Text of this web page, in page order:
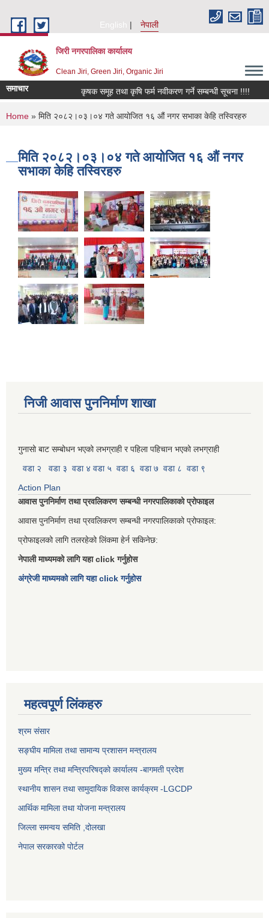
English
नेपाली
जिरी नगरपालिका कार्यालय
Clean Jiri, Green Jiri, Organic Jiri
समाचार कृषक समूह तथा कृषि फर्म नवीकरण गर्ने सम्बन्धी सूचना !!!!
You are here
Home » मिति २०८२।०३।०४ गते आयोजित १६ औं नगर सभाका केहि तस्विरहरु
मिति २०८२।०३।०४ गते आयोजित १६ औं नगर
सभाका केहि तस्विरहरु
निजी आवास पुननिर्माण शाखा
गुनासो बाट सम्बोधन भएको लभग्राही र पहिला पहिचान भएको लभग्राही
वडा २
वडा ३ वडा ४ वडा ५ वडा ६ वडा ७ वडा ८ वडा ९
Action Plan
आवास पुननिर्माण तथा प्रवलिकरण सम्बन्धी नगरपालिकाको प्रोफाइल
आवास पुननिर्माण तथा प्रवलिकरण सम्बन्धी नगरपालिकाको प्रोफाइल:
प्रोफाइलको लागि तलरहेको लिंकमा हेर्न सकिनेछ:
नेपाली माध्यमको लागि यहा click गर्नुहोस
अंग्रेजी माध्यमको लागि यहा click गर्नुहोस
महत्वपूर्ण लिंकहरु
श्रम संसार
सङ्घीय मामिला तथा सामान्य प्रशासन मन्त्रालय
मुख्य मन्त्रि तथा मन्त्रिपरिषद्को कार्यालय -बागमती प्रदेश
स्थानीय शासन तथा सामुदायिक विकास कार्यक्रम -LGCDP
आर्थिक मामिला तथा योजना मन्त्रालय
जिल्ला समन्वय समिति ,दोलखा
नेपाल सरकारको पोर्टल